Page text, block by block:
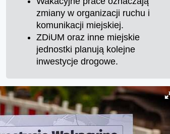
zmiany w organizacji ruchu i
komunikacji miejskiej.
ZDiUM oraz inne miejskie
jednostki planują kolejne
inwestycje drogowe.